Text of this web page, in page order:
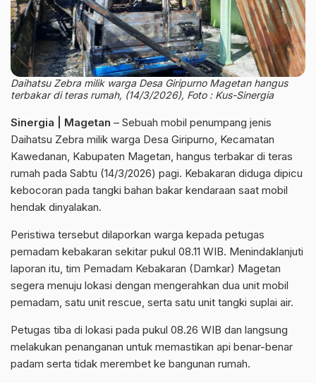
Daihatsu Zebra milik warga Desa Giripurno Magetan hangus
terbakar di teras rumah, (14/3/2026), Foto : Kus-Sinergia
Sinergia | Magetan – Sebuah mobil penumpang jenis
Daihatsu Zebra milik warga Desa Giripurno, Kecamatan
Kawedanan, Kabupaten Magetan, hangus terbakar di teras
rumah pada Sabtu (14/3/2026) pagi. Kebakaran diduga dipicu
kebocoran pada tangki bahan bakar kendaraan saat mobil
hendak dinyalakan.
Peristiwa tersebut dilaporkan warga kepada petugas
pemadam kebakaran sekitar pukul 08.11 WIB. Menindaklanjuti
laporan itu, tim Pemadam Kebakaran (Damkar) Magetan
segera menuju lokasi dengan mengerahkan dua unit mobil
pemadam, satu unit rescue, serta satu unit tangki suplai air.
Petugas tiba di lokasi pada pukul 08.26 WIB dan langsung
melakukan penanganan untuk memastikan api benar-benar
padam serta tidak merembet ke bangunan rumah.